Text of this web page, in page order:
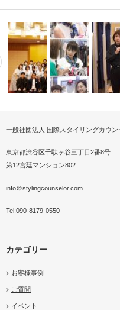
境問題を教える
協会6期目のご挨拶ジイベント開…グカウ
一般社団法人 国際スタイリングカウン
東京都渋谷区千駄ヶ谷三丁目2番8号
第12宮廷マンション802
info＠stylingcounselor.com
Tel:090-8179-0550
カテゴリー
お客様事例
ご質問
イベント